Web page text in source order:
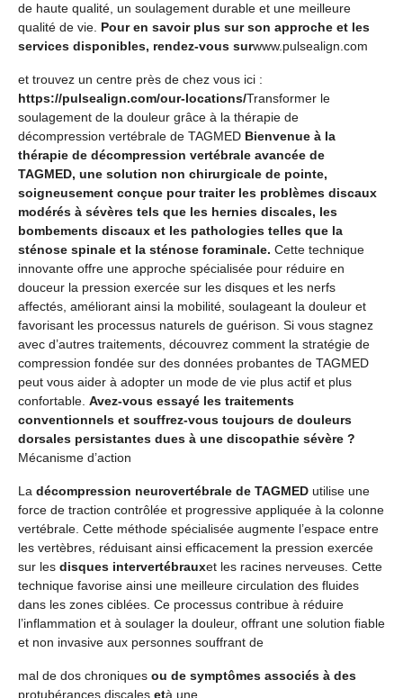
de haute qualité, un soulagement durable et une meilleure
qualité de vie. Pour en savoir plus sur son approche et les
services disponibles, rendez-vous surwww.pulsealign.com
et trouvez un centre près de chez vous ici :
https://pulsealign.com/our-locations/Transformer le
soulagement de la douleur grâce à la thérapie de
décompression vertébrale de TAGMED Bienvenue à la
thérapie de décompression vertébrale avancée de
TAGMED, une solution non chirurgicale de pointe,
soigneusement conçue pour traiter les problèmes discaux
modérés à sévères tels que les hernies discales, les
bombements discaux et les pathologies telles que la
sténose spinale et la sténose foraminale. Cette technique
innovante offre une approche spécialisée pour réduire en
douceur la pression exercée sur les disques et les nerfs
affectés, améliorant ainsi la mobilité, soulageant la douleur et
favorisant les processus naturels de guérison. Si vous stagnez
avec d’autres traitements, découvrez comment la stratégie de
compression fondée sur des données probantes de TAGMED
peut vous aider à adopter un mode de vie plus actif et plus
confortable. Avez-vous essayé les traitements
conventionnels et souffrez-vous toujours de douleurs
dorsales persistantes dues à une discopathie sévère ?
Mécanisme d’action
La décompression neurovertébrale de TAGMED utilise une
force de traction contrôlée et progressive appliquée à la colonne
vertébrale. Cette méthode spécialisée augmente l’espace entre
les vertèbres, réduisant ainsi efficacement la pression exercée
sur les disques intervertébrauxet les racines nerveuses. Cette
technique favorise ainsi une meilleure circulation des fluides
dans les zones ciblées. Ce processus contribue à réduire
l’inflammation et à soulager la douleur, offrant une solution fiable
et non invasive aux personnes souffrant de
mal de dos chroniques ou de symptômes associés à des
protubérances discales età une